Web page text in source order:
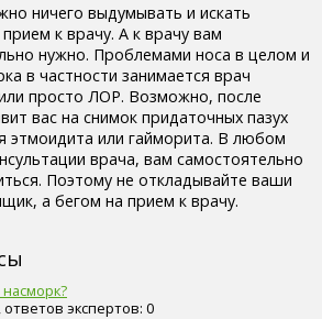
ничего выдумывать и искать
к врачу. А к врачу вам
нужно. Проблемами носа в целом и
в частности занимается врач
просто ЛОР. Возможно, после
вас на снимок придаточных пазух
этмоидита или гайморита. В любом
врача, вам самостоятельно
Поэтому не откладывайте ваши
а бегом на прием к врачу.
ответов экспертов: 0